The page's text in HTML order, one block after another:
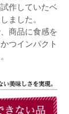
作していたベ
ました。
商品に食感を
つインパクト